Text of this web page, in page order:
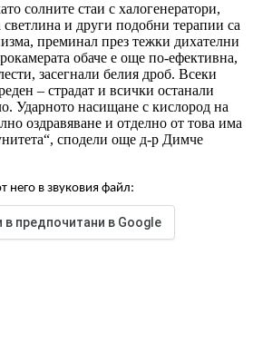
солните стаи с халогенератори,
светлина и други подобни терапии са
преминал през тежки дихателни
обаче е още по-ефективна,
засегнали белия дроб. Всеки
– страдат и всички останали
Ударното насищане с кислород на
оздравяване и отделно от това има
сподели още д-р Димче
него в звуковия файл:
в предпочитани в Google